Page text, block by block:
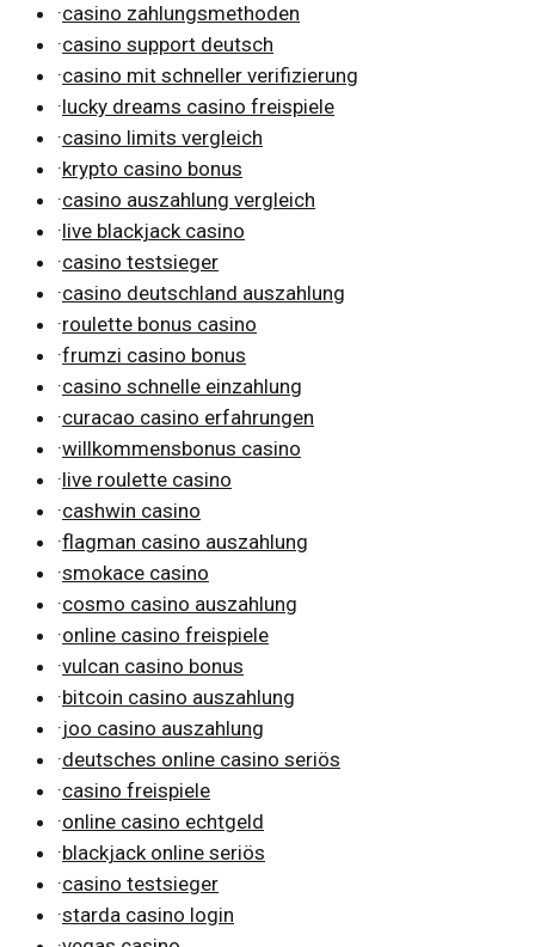
·casino zahlungsmethoden
·casino support deutsch
·casino mit schneller verifizierung
·lucky dreams casino freispiele
·casino limits vergleich
·krypto casino bonus
·casino auszahlung vergleich
·live blackjack casino
·casino testsieger
·casino deutschland auszahlung
·roulette bonus casino
·frumzi casino bonus
·casino schnelle einzahlung
·curacao casino erfahrungen
·willkommensbonus casino
·live roulette casino
·cashwin casino
·flagman casino auszahlung
·smokace casino
·cosmo casino auszahlung
·online casino freispiele
·vulcan casino bonus
·bitcoin casino auszahlung
·joo casino auszahlung
·deutsches online casino seriös
·casino freispiele
·online casino echtgeld
·blackjack online seriös
·casino testsieger
·starda casino login